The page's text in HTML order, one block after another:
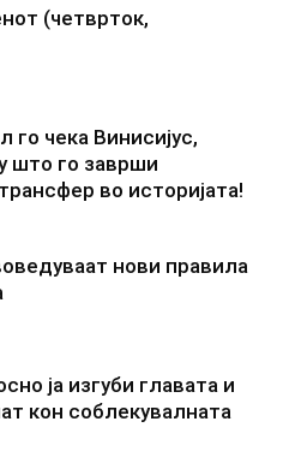
(четврток,
го чека Винисијус,
што го заврши
во историјата!
нови правила
ја изгуби главата и
кон соблекувалната